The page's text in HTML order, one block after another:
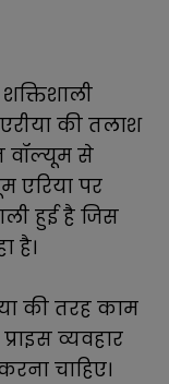
की तलाश
वॉल्यूम से
एरिया पर
हुई है जिस
है।
की तरह काम
व्यवहार
चाहिए।